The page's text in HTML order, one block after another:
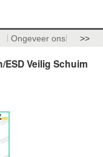
Ongeveer ons >>
Veilig Schuim